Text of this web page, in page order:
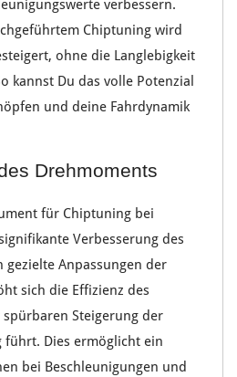
verbessern.
Chiptuning wird
, ohne die Langlebigkeit
kannst Du das volle Potenzial
und deine Fahrdynamik
Drehmoments
für Chiptuning bei
Verbesserung des
gezielte Anpassungen der
sich die Effizienz des
spürbaren Steigerung der
führt. Dies ermöglicht ein
bei Beschleunigungen und